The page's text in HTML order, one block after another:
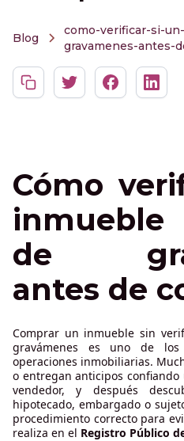
Blog
como-verificar-si-
gravamenes-antes-
Cómo
inmueble
de
antes de
Comprar un inmueble sin
gravámenes es uno de
operaciones inmobiliarias.
o entregan anticipos
vendedor, y después
hipotecado, embargado o
procedimiento correcto para
realiza en el Registro Público